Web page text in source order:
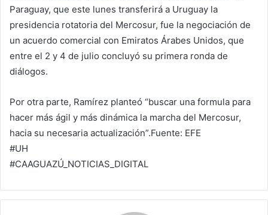
Paraguay, que este lunes transferirá a Uruguay la
presidencia rotatoria del Mercosur, fue la negociación de
un acuerdo comercial con Emiratos Árabes Unidos, que
entre el 2 y 4 de julio concluyó su primera ronda de
diálogos.
Por otra parte, Ramírez planteó “buscar una formula para
hacer más ágil y más dinámica la marcha del Mercosur,
hacia su necesaria actualización”.Fuente: EFE
#UH
#CAAGUAZÚ_NOTICIAS_DIGITAL